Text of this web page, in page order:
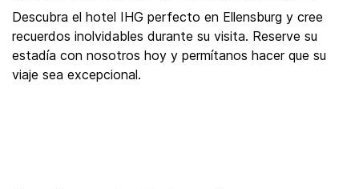
Descubra el hotel IHG perfecto en Ellensburg y cree
recuerdos inolvidables durante su visita. Reserve su
estadía con nosotros hoy y permítanos hacer que su
viaje sea excepcional.